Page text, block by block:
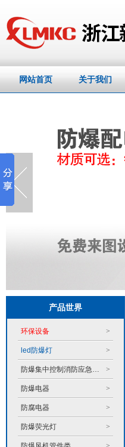
网站首页 关于我们
产品世界
环保设备 >
led防爆灯 >
防爆集中控制消防应急系统 >
防爆电器 >
防腐电器 >
防爆荧光灯 >